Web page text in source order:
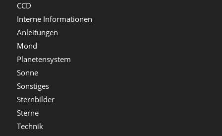
CCD
Interne Informationen
Anleitungen
Mond
Planetensystem
Sonne
Sonstiges
Sternbilder
Sterne
Technik